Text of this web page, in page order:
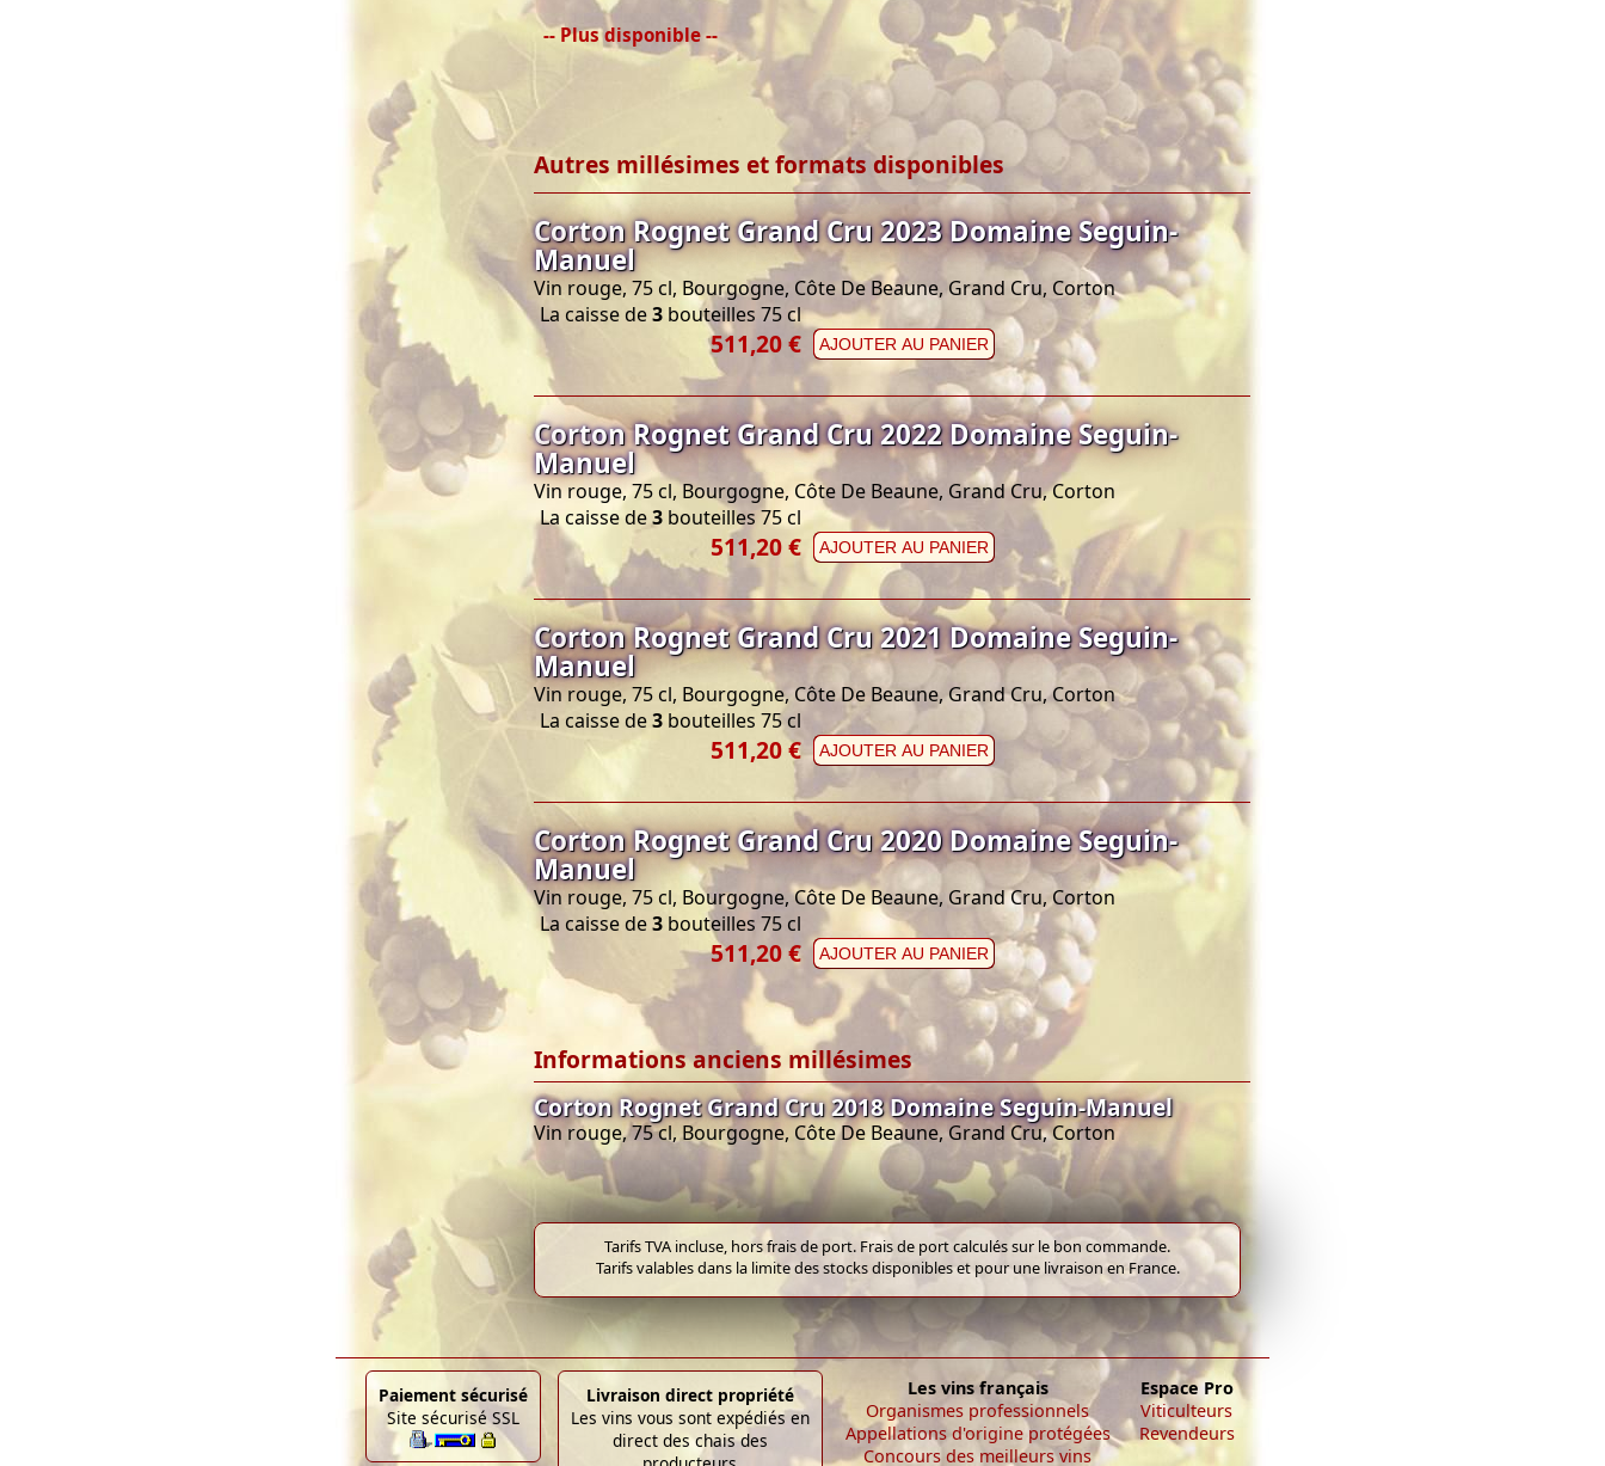
-- Plus disponible --
Autres millésimes et formats disponibles
Corton Rognet Grand Cru 2023 Domaine Seguin-
Manuel
Vin rouge, 75 cl, Bourgogne, Côte De Beaune, Grand Cru, Corton
La caisse de3 bouteilles 75 cl
511,20 € AJOUTER AU PANIER
Corton Rognet Grand Cru 2022 Domaine Seguin-
Manuel
Vin rouge, 75 cl, Bourgogne, Côte De Beaune, Grand Cru, Corton
La caisse de3 bouteilles 75 cl
511,20 € AJOUTER AU PANIER
Corton Rognet Grand Cru 2021 Domaine Seguin-
Manuel
Vin rouge, 75 cl, Bourgogne, Côte De Beaune, Grand Cru, Corton
La caisse de3 bouteilles 75 cl
511,20 € AJOUTER AU PANIER
Corton Rognet Grand Cru 2020 Domaine Seguin-
Manuel
Vin rouge, 75 cl, Bourgogne, Côte De Beaune, Grand Cru, Corton
La caisse de3 bouteilles 75 cl
511,20 € AJOUTER AU PANIER
Informations anciens millésimes
Corton Rognet Grand Cru 2018 Domaine Seguin-Manuel
Vin rouge, 75 cl, Bourgogne, Côte De Beaune, Grand Cru, Corton
Tarifs TVA incluse, hors frais de port. Frais de port calculés sur le bon commande.
Tarifs valables dans la limite des stocks disponibles et pour une livraison en France.
Paiement sécurisé
Site sécurisé SSL
Livraison direct propriété
Les vins vous sont expédiés en
direct des chais des
Les vins français
Organismes professionnels
Appellations d'origine protégées
Concours des meilleurs vins
Espace Pro
Viticulteurs
Revendeurs